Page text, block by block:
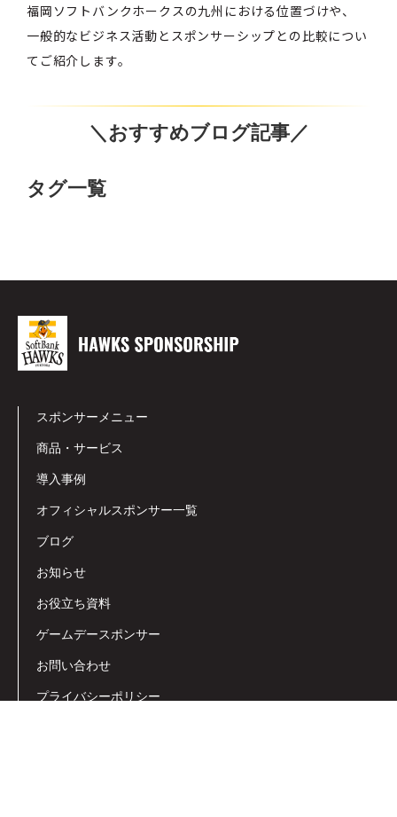
福岡ソフトバンクホークスの九州における位置づけや、
一般的なビジネス活動とスポンサーシップとの比較につい
てご紹介します。
＼おすすめブログ記事／
タグ一覧
スポンサーメニュー
商品・サービス
導入事例
オフィシャルスポンサー一覧
ブログ
お知らせ
お役立ち資料
ゲームデースポンサー
お問い合わせ
プライバシーポリシー